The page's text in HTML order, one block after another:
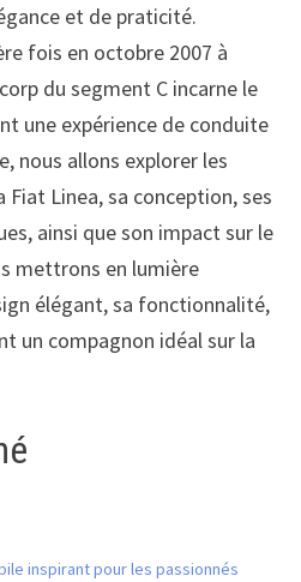
et de praticité.
fois en octobre 2007 à
du segment C incarne le
une expérience de conduite
nous allons explorer les
Linea, sa conception, ses
ainsi que son impact sur le
mettrons en lumière
élégant, sa fonctionnalité,
un compagnon idéal sur la
inspirant pour les passionnés